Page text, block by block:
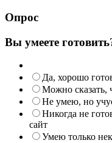
Опрос
Вы умеете
Да, хорошо
Можно сказать,
Не умею, но
Никогда не
сайт
Умею только